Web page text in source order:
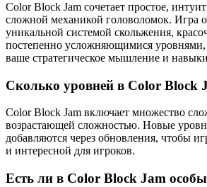
Color Block Jam сочетает простое,
сложной механикой головоломок. Игра
уникальной системой скольжения,
постепенно усложняющимися
ваше стратегическое мышление и
Сколько уровней в Color Block
Color Block Jam включает множество
возрастающей сложностью. Новые
добавляются через обновления, чтобы
и интересной для игроков.
Есть ли в Color Block Jam